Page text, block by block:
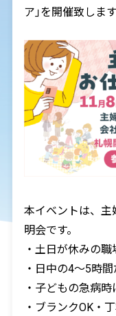
ア｣を開催致します
本イベントは、主
明会です。
・土日が休みの職
・日中の4～5時
・子どもの急病
・ブランクOK・